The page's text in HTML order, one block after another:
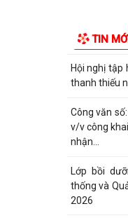
TIN
Kế hoạch
UBND
số...
dụng đất
Khê (giáp...
TUYẾN
BẢN ĐỒ ĐỊA